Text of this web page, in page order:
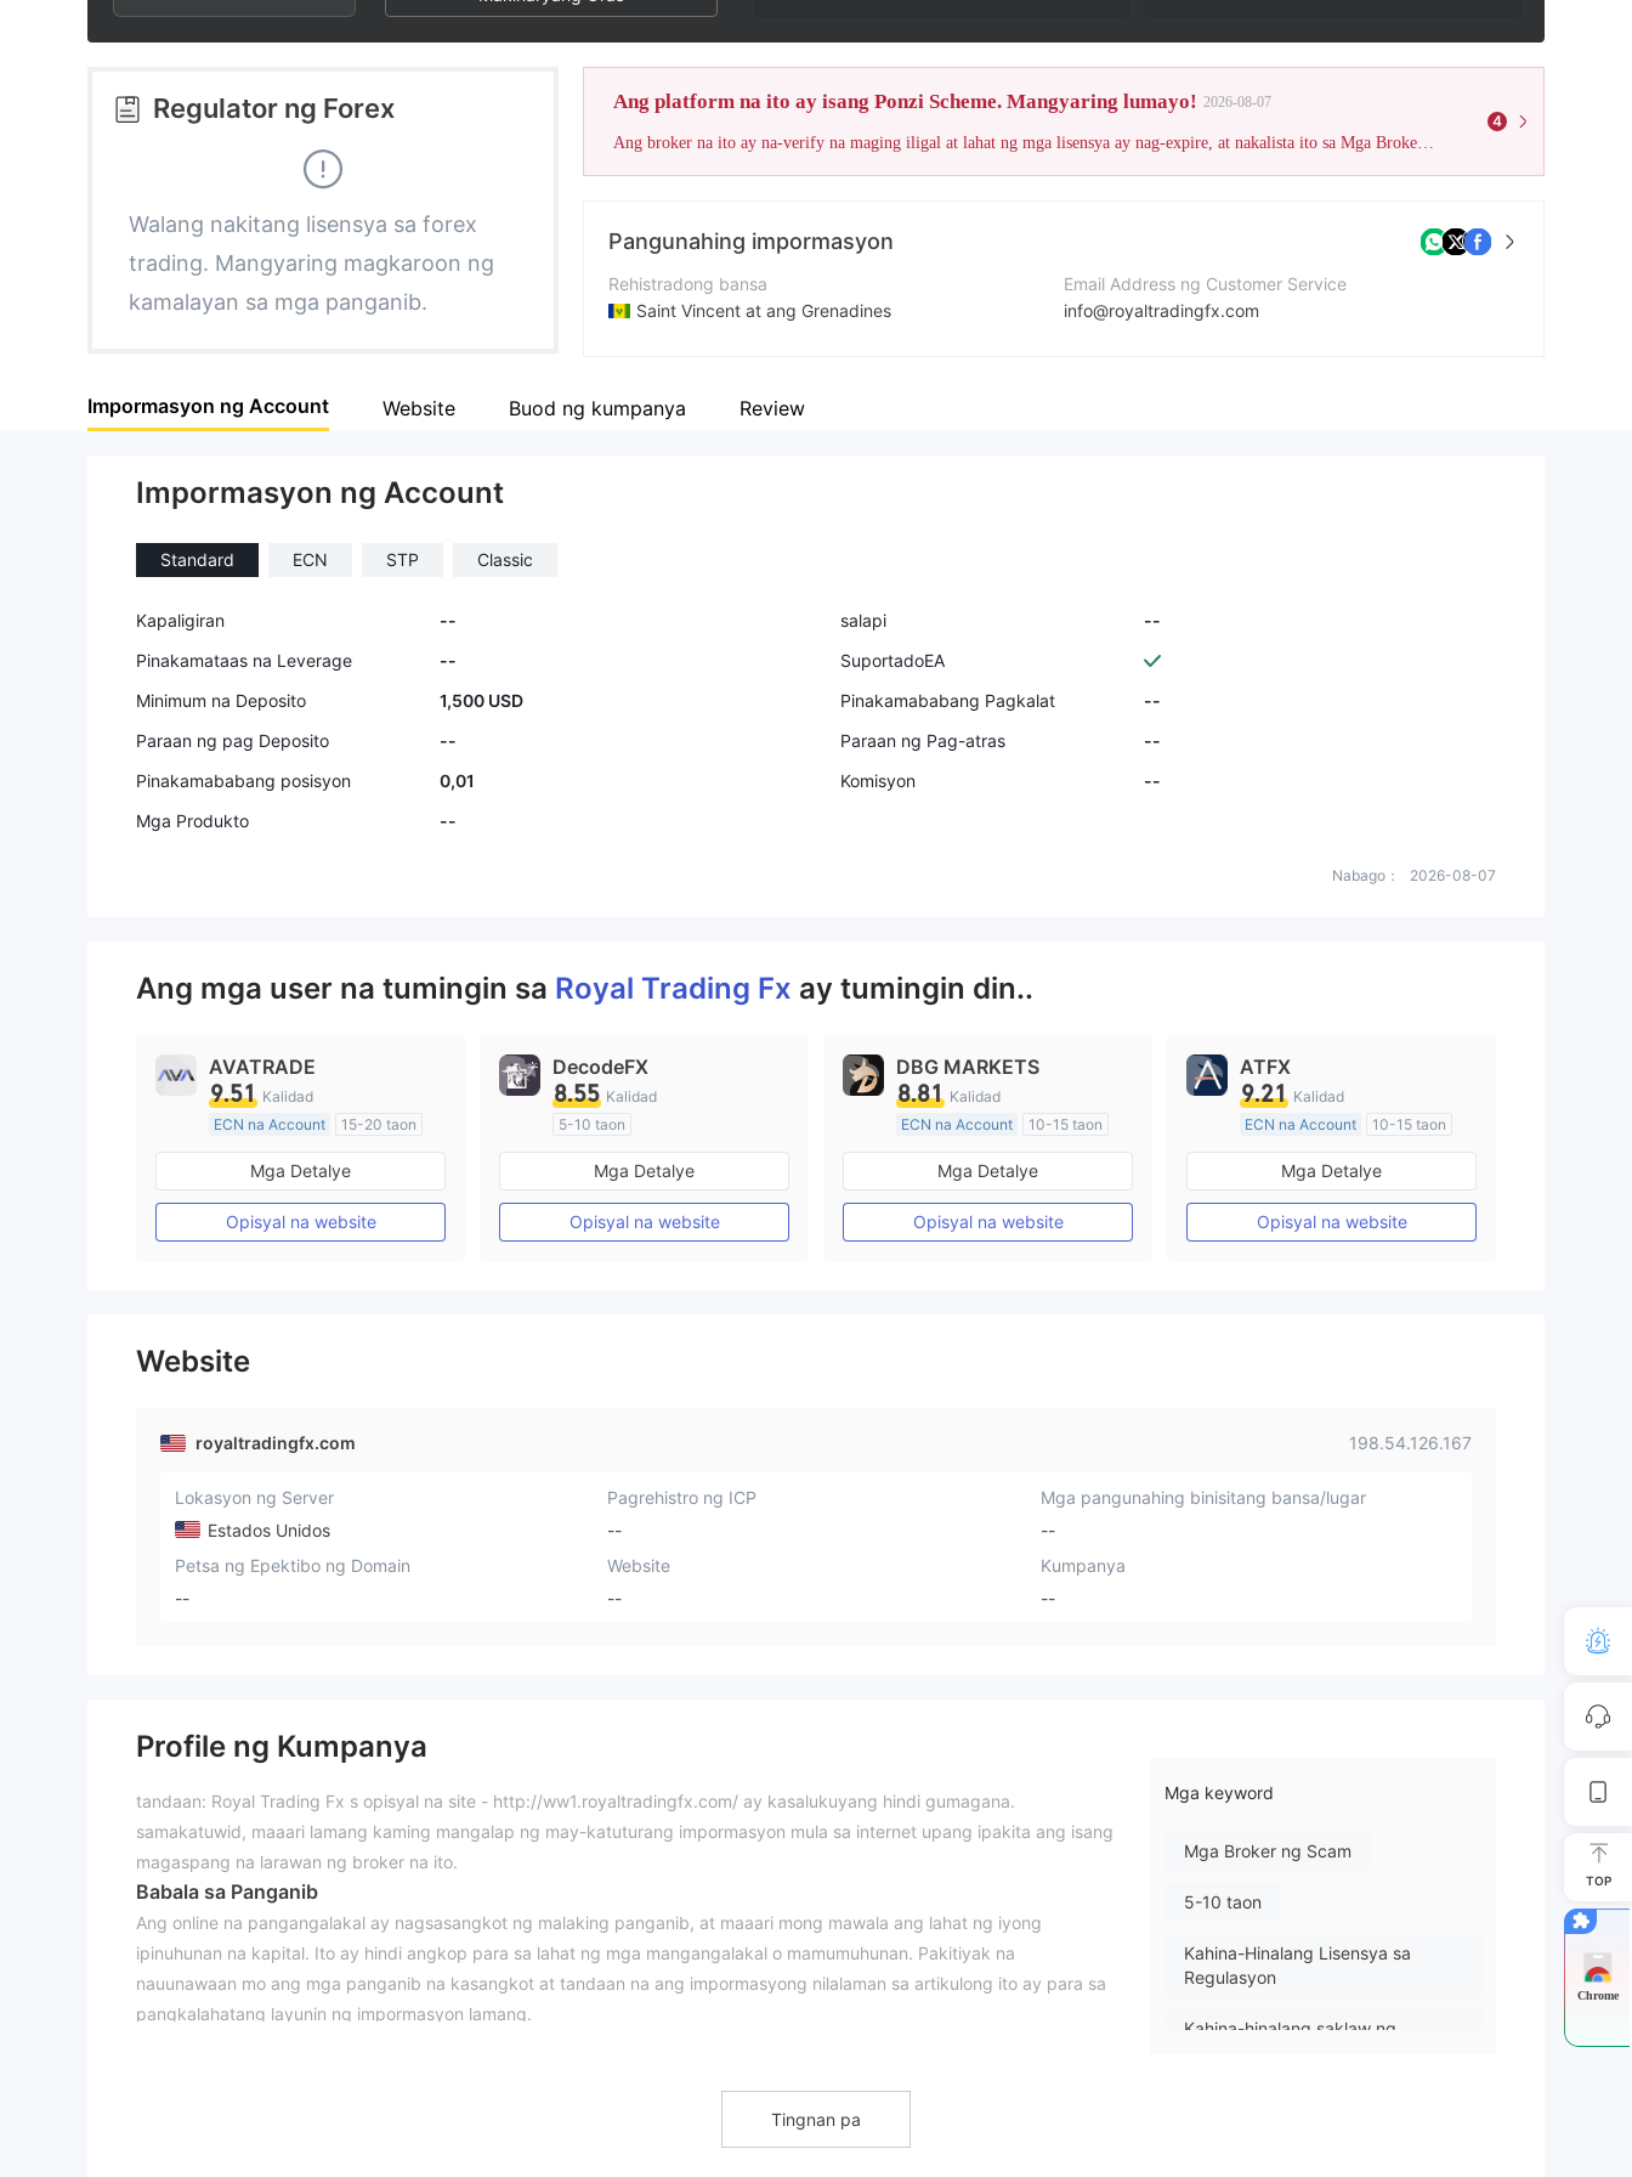
2
3
5
6
8
9
3
4
6
7
9
5
6
8
9
Regulator ng Forex
Walang nakitang lisensya sa forex
trading. Mangyaring magkaroon ng
kamalayan sa mga panganib.
Ang platform na ito ay isang Ponzi Scheme. Mangyaring lumayo! 2026-08-07
Ang broker na ito ay na-verify na maging iligal at lahat ng mga lisensya ay nag-expire, at nakalista ito sa Mga Broker ng Scam list ng WikiFX; mangyaring magkaroon ng kamalayan ng panganib!
4
Pangunahing impormasyon
Rehistradong bansa
Saint Vincent at ang Grenadines
Kumpanya
Email Address ng Customer Service
info@royaltradingfx.com
Impormasyon ng Account Website Buod ng kumpanya Review
Impormasyon ng Account
Standard ECN STP Classic
Kapaligiran -- salapi
--
Pinakamataas na Leverage
--
SuportadoEA
Minimum na Deposito
1,500 USD Pinakamababang Pagkalat
--
Paraan ng pag Deposito
-- Paraan ng Pag-atras
--
Pinakamababang posisyon
0,01 Komisyon
--
Mga Produkto
--
Nabago： 2026-08-07
Ang mga user na tumingin sa Royal Trading Fx ay tumingin din..
AVATRADE
9.51 Kalidad
ECN na Account
15-20 taon
Kinokontrol sa Australia
Paggawa ng Market (MM)
Pangunahing label na MT4
Mga Detalye
Opisyal na website
DecodeFX
8.55 Kalidad
5-10 taon
Kinokontrol sa Australia
Paggawa ng Market (MM)
Pangunahing label na MT4
Mga Detalye
Opisyal na website
DBG MARKETS
8.81 Kalidad
ECN na Account
10-15 taon
Kinokontrol sa Australia
Paggawa ng Market (MM)
Pangunahing label na MT4
Mga Detalye
Opisyal na website
ATFX
9.21 Kalidad
ECN na Account
10-15 taon
Kinokontrol sa Australia
Paggawa ng Market (MM)
Pangunahing label na MT4
Mga Detalye
Opisyal na website
Website
royaltradingfx.com 198.54.126.167
Lokasyon ng Server
Estados Unidos
Pagrehistro ng ICP
--
Mga pangunahing binisitang bansa/lugar
--
Petsa ng Epektibo ng Domain
--
Website
--
Kumpanya
--
Profile ng Kumpanya
tandaan: Royal Trading Fx s opisyal na site - http://ww1.royaltradingfx.com/ ay kasalukuyang hindi gumagana.
samakatuwid, maaari lamang kaming mangalap ng may-katuturang impormasyon mula sa internet upang ipakita ang isang
magaspang na larawan ng broker na ito.
Babala sa Panganib
Ang online na pangangalakal ay nagsasangkot ng malaking panganib, at maaari mong mawala ang lahat ng iyong
ipinuhunan na kapital. Ito ay hindi angkop para sa lahat ng mga mangangalakal o mamumuhunan. Pakitiyak na
nauunawaan mo ang mga panganib na kasangkot at tandaan na ang impormasyong nilalaman sa artikulong ito ay para sa
pangkalahatang layunin ng impormasyon lamang.
sa pananalapi na may leverage hanggang 1:1000 at lumulutang na spread mula 0.1 pips sa mt4 at mga web trader trading
Mga keyword
Mga Broker ng Scam
5-10 taon
Kahina-Hinalang Lisensya sa
Regulasyon
Kahina-hinalang saklaw ng
Tingnan pa
TOP
Chrome